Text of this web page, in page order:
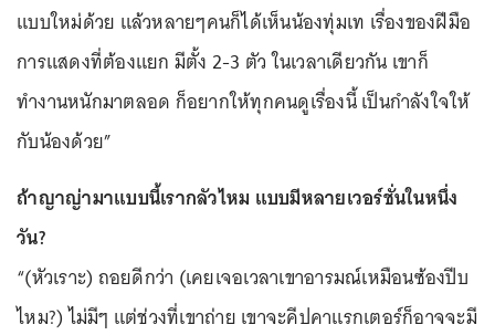
แบบใหม่ด้วย แล้วหลายๆคนก็ได้เห็นน้องทุ่มเท เรื่องของฝีมือ
การแสดงที่ต้องแยก มีตั้ง 2-3 ตัว ในเวลาเดียวกัน เขาก็
ทำงานหนักมาตลอด ก็อยากให้ทุกคนดูเรื่องนี้ เป็นกำลังใจให้
กับน้องด้วย”
ถ้าญาญ่ามาแบบนี้เรากลัวไหม แบบมีหลายเวอร์ชั่นในหนึ่ง
วัน?
“(หัวเราะ) ถอยดีกว่า (เคยเจอเวลาเขาอารมณ์เหมือนซ้องปีบ
ไหม?) ไม่มีๆ แต่ช่วงที่เขาถ่าย เขาจะคีปคาแรกเตอร์ก็อาจจะมี